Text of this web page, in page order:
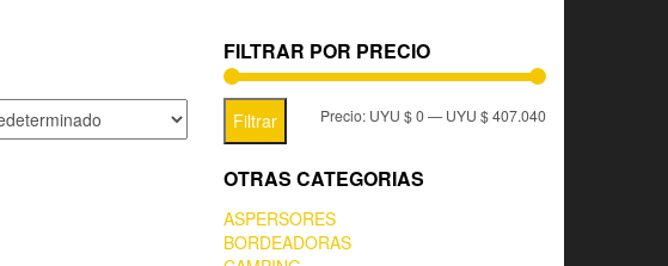
FILTRAR POR PRECIO
Filtrar Precio: UYU $ 0—UYU $ 407.040
OTRAS CATEGORIAS
ASPERSORES
BORDEADORAS